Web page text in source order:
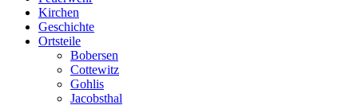
Kirchen
Geschichte
Ortsteile
Bobersen
Cottewitz
Gohlis
Jacobsthal